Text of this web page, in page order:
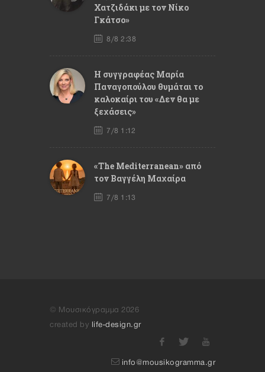
Χατζιδάκι με τον Νίκο
Γκάτσο»
8/8 2:38
Η συγγραφέας Μαρία
Παναγοπούλου θυμάται το
καλοκαίρι του «Δεν θα με
ξεχάσεις»
7/8 1:12
«The Mediterranean» από
τον Βαγγέλη Μαχαίρα
7/8 1:13
© Μουσικόγραμμα 2026
created by life-design.gr
info@mousikogramma.gr